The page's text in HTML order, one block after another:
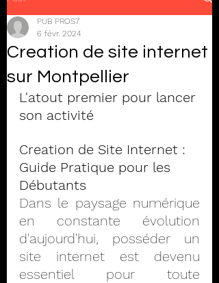
Creation de site internet
sur Montpellier
PUB PROS7
6 févr. 2024
L'atout premier pour lancer
son activité
Creation de Site Internet :
Guide Pratique pour les
Débutants
Dans le paysage numérique
en constante évolution
d'aujourd'hui, posséder un
site internet est devenu
essentiel pour toute